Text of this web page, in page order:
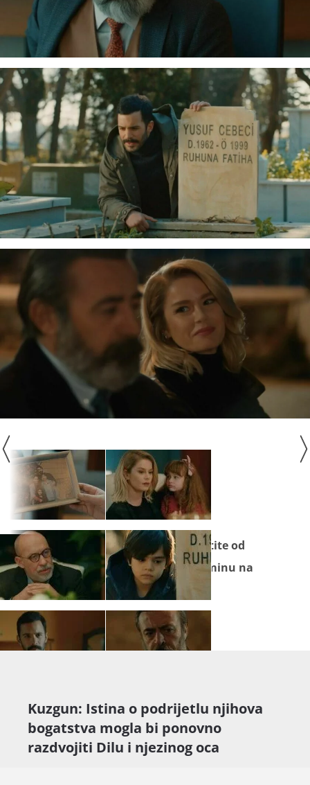
Novu tursku seriju " Kuzgun
" pratite od
utorka do petka u večernjem terminu na
Novoj TV!
Kuzgun: Istina o podrijetlu njihova
bogatstva mogla bi ponovno
razdvojiti Dilu i njezinog oca